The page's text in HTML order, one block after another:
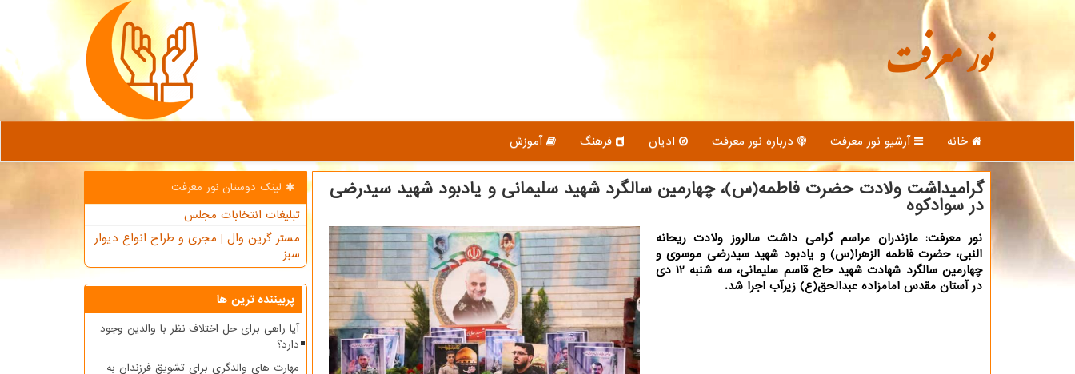
نور معرفت
خانه آرشیو نور معرفت درباره نور معرفت ادیان فرهنگ آموزش
گرامیداشت ولادت حضرت فاطمه(س)، چهارمین سالگرد شهید سلیمانی و یادبود شهید سیدرضی
در سوادکوه
نور معرفت: مازندران مراسم گرامی داشت سالروز ولادت ریحانه
النبی، حضرت فاطمه الزهرا(س) و یادبود شهید سیدرضی موسوی و
چهارمین سالگرد شهادت شهید حاج قاسم سلیمانی، سه شنبه 12 دی
در آستان مقدس امامزاده عبدالحق(ع) زیرآب اجرا شد.
لینک دوستان نور معرفت
تبلیغات انتخابات مجلس
مستر گرین وال | مجری و طراح انواع دیوار
سبز
پربیننده ترین ها
آیا راهی برای حل اختلاف نظر با والدین وجود
دارد؟
مهارت های والدگری برای تشویق فرزندان به